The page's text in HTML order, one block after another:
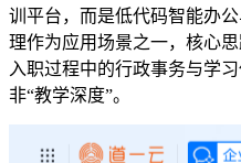
训平台，而是低代码智能办
理作为应用场景之一，核心
入职过程中的行政事务与学
非“教学深度”。